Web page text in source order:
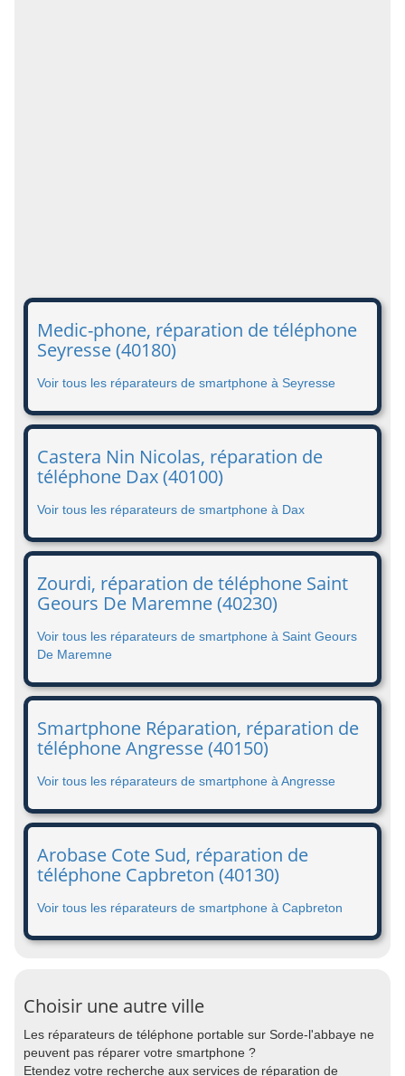
Medic-phone, réparation de téléphone
Seyresse (40180)
Voir tous les réparateurs de smartphone à Seyresse
Castera Nin Nicolas, réparation de
téléphone Dax (40100)
Voir tous les réparateurs de smartphone à Dax
Zourdi, réparation de téléphone Saint
Geours De Maremne (40230)
Voir tous les réparateurs de smartphone à Saint Geours
De Maremne
Smartphone Réparation, réparation de
téléphone Angresse (40150)
Voir tous les réparateurs de smartphone à Angresse
Arobase Cote Sud, réparation de
téléphone Capbreton (40130)
Voir tous les réparateurs de smartphone à Capbreton
Choisir une autre ville
Les réparateurs de téléphone portable sur Sorde-l'abbaye ne
peuvent pas réparer votre smartphone ?
Etendez votre recherche aux services de réparation de